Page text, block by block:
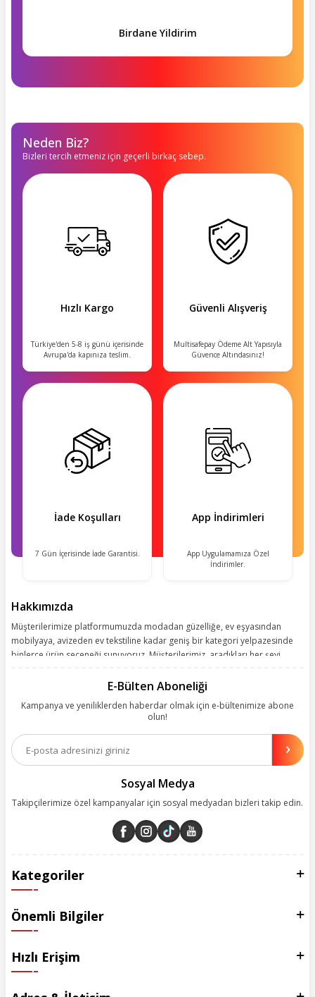
Birdane Yildirim
Neden Biz?
Bizleri tercih etmeniz için geçerli birkaç sebep.
Hızlı Kargo
Türkiye'den 5-8 iş günü içerisinde
Avrupa'da kapınıza teslim.
Güvenli Alışveriş
Multisafepay Ödeme Alt Yapısıyla
Güvence Altındasınız!
İade Koşulları
7 Gün İçerisinde İade Garantisi.
App İndirimleri
App Uygulamamıza Özel
İndirimler.
Hakkımızda
Müşterilerimize platformumuzda modadan güzelliğe, ev eşyasından
mobilyaya, avizeden ev tekstiline kadar geniş bir kategori yelpazesinde
binlerce ürün seçeneği sunuyoruz. Müşterilerimiz, aradıkları her şeyi
kolay, kusursuz ve keyifli bir alışveriş yolculuğu sunarken deneyiminize
olanakları sunuyoruz. Çalışmalarımızı müşterilerimizin memnuniyetini
esas alarak yürütüyoruz.
E-Bülten Aboneliği
Kampanya ve yeniliklerden haberdar olmak için e-bültenimize abone
olun!
Sosyal Medya
Takipçilerimize özel kampanyalar için sosyal medyadan bizleri takip edin.
Kategoriler
Önemli Bilgiler
Hızlı Erişim